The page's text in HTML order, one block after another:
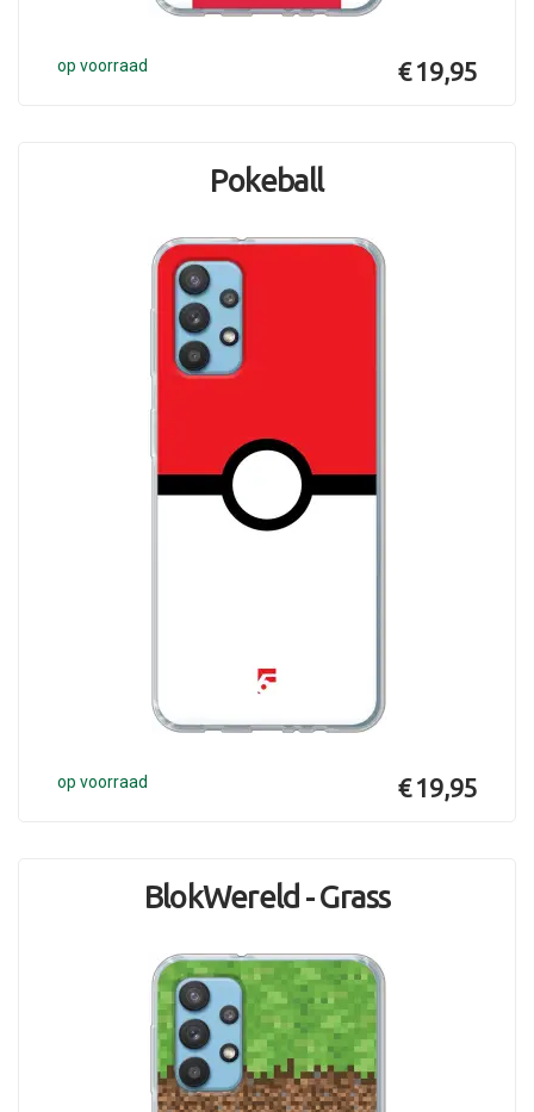
op voorraad € 19,95
Pokeball
op voorraad € 19,95
BlokWereld - Grass